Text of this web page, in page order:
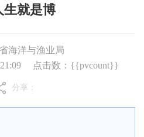
生就是博
海洋与渔业局
点击数：{{pvcount}}
分享：